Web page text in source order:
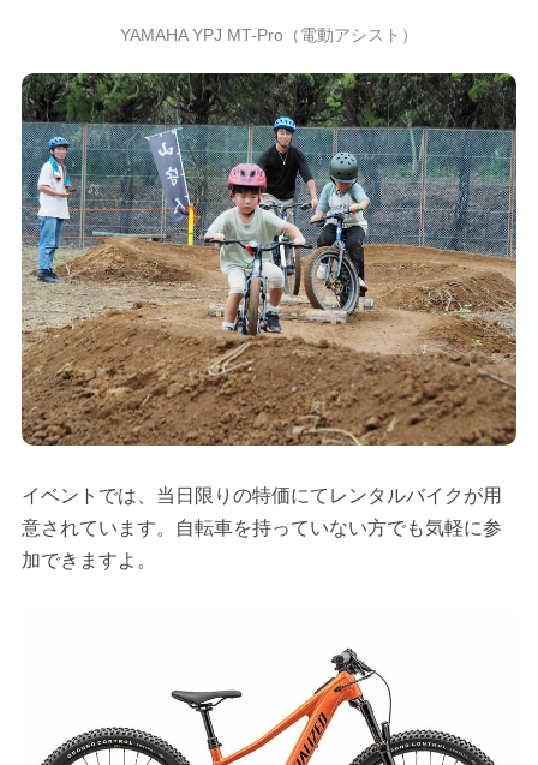
YAMAHA YPJ MT-Pro（電動アシスト）
イベントでは、当日限りの特価にてレンタルバイクが用
意されています。自転車を持っていない方でも気軽に参
加できますよ。